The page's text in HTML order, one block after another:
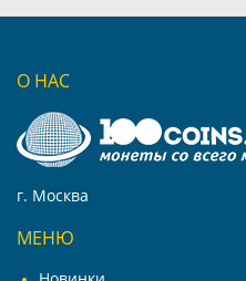
О НАС
г. Москва
МЕНЮ